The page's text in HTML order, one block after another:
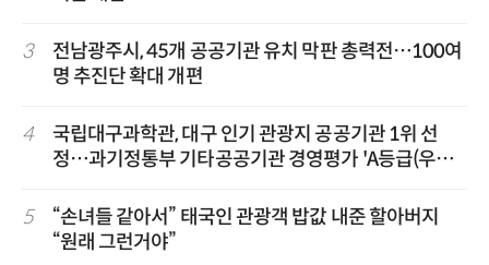
3
전남광주시, 45개 공공기관 유치 막판 총력전…100여
명 추진단 확대 개편
4
국립대구과학관, 대구 인기 관광지 공공기관 1위 선
정…과기정통부 기타공공기관 경영평가 'A등급(우수)'
5
“손녀들 같아서” 태국인 관광객 밥값 내준 할아버지
“원래 그런거야”